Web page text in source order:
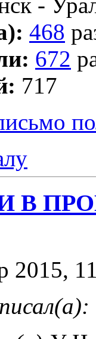
-
468
672
717
В
2015,